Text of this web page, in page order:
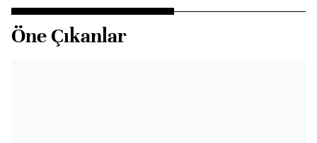
Öne Çıkanlar